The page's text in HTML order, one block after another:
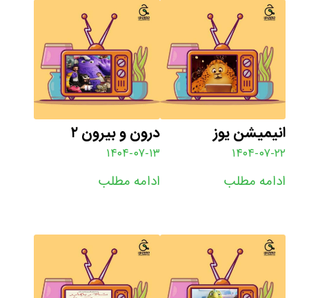
انیمیشن یوز
۱۴۰۴-۰۷-۲۲
ادامه مطلب
درون و بیرون ۲
۱۴۰۴-۰۷-۱۳
ادامه مطلب